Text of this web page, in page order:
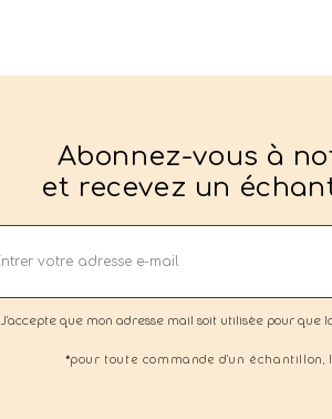
Abonnez-vous à
et recevez un
J'accepte que mon adresse mail soit utilisée pour que
*pour toute commande d'un échantillon,